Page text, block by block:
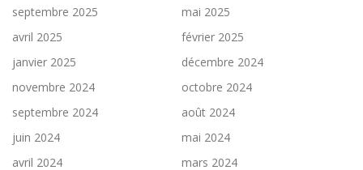
septembre 2025
mai 2025
avril 2025
février 2025
janvier 2025
décembre 2024
novembre 2024
octobre 2024
septembre 2024
août 2024
juin 2024
mai 2024
avril 2024
mars 2024